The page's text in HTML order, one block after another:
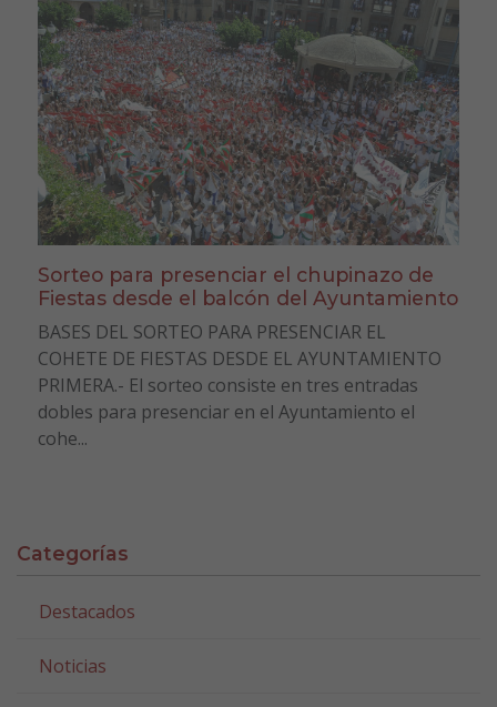
Sorteo para presenciar el chupinazo de
Fiestas desde el balcón del Ayuntamiento
BASES DEL SORTEO PARA PRESENCIAR EL
COHETE DE FIESTAS DESDE EL AYUNTAMIENTO
PRIMERA.- El sorteo consiste en tres entradas
dobles para presenciar en el Ayuntamiento el
cohe...
Categorías
Destacados
Noticias